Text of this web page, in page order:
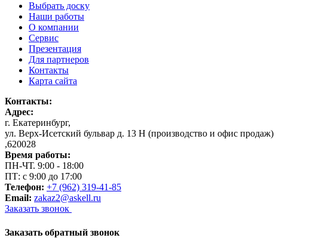
Выбрать доску
Наши работы
О компании
Сервис
Презентация
Для партнеров
Контакты
Карта сайта
Контакты:
Адрес:
г. Екатеринбург,
ул. Верх-Исетский бульвар д. 13 Н (производство и офис продаж)
,620028
Время работы:
ПН-ЧТ. 9:00 - 18:00
ПТ: с 9:00 до 17:00
Телефон: +7 (962) 319-41-85
Email: zakaz2@askell.ru
Заказать звонок
Заказать обратный звонок